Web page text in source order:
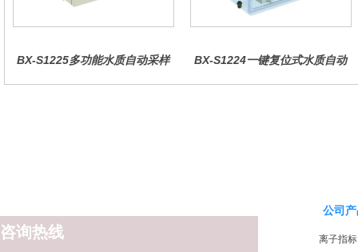
BX-S1225多功能水质自动采样
BX-S1224一键复位式水质自动
咨询热线
公司
离子指标